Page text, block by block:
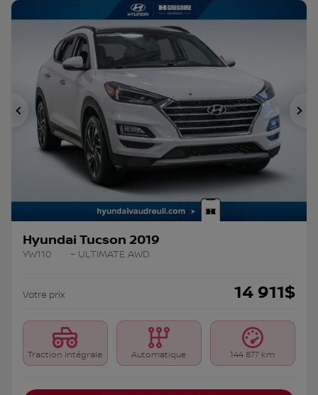
Précédent
Hyundai Tucson 2019
YW110 – ULTIMATE AWD
Votre prix 14 911$
Traction intégrale Automatique 144 877 km